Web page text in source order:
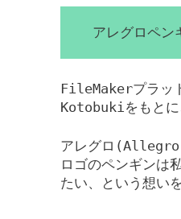
アレグロペン
FileMakerプラッ
Kotobukiをもとに
アレグロ(Allegro)
ロゴのペンギンは
たい、という想い